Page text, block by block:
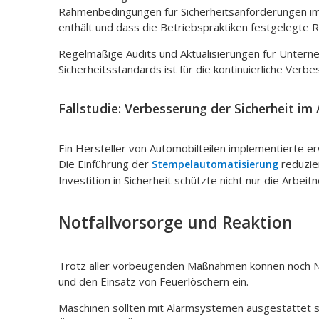
Rahmenbedingungen für Sicherheitsanforderungen
enthält und dass die Betriebspraktiken festgelegte
Regelmäßige Audits und Aktualisierungen für
Sicherheitsstandards ist für die kontinuierliche
Fallstudie: Verbesserung der Sicherheit
Ein Hersteller von Automobilteilen implementierte
Die Einführung der Stempelautomatisierung
Investition in Sicherheit schützte nicht nur die
Notfallvorsorge und Reaktion
Trotz aller vorbeugenden Maßnahmen können
und den Einsatz von Feuerlöschern ein.
Maschinen sollten mit Alarmsystemen ausgestattet